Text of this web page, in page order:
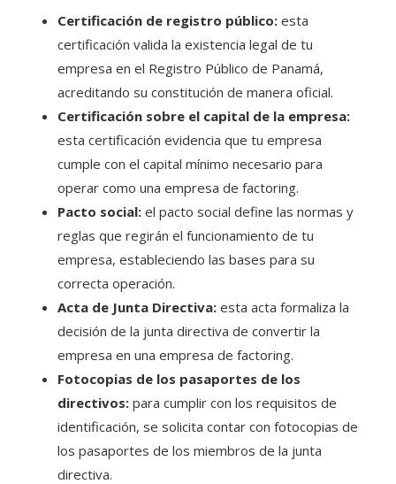
Certificación de registro público: esta
certificación valida la existencia legal de tu
empresa en el Registro Público de Panamá,
acreditando su constitución de manera oficial.
Certificación sobre el capital de la empresa:
esta certificación evidencia que tu empresa
cumple con el capital mínimo necesario para
operar como una empresa de factoring.
Pacto social: el pacto social define las normas y
reglas que regirán el funcionamiento de tu
empresa, estableciendo las bases para su
correcta operación.
Acta de Junta Directiva: esta acta formaliza la
decisión de la junta directiva de convertir la
empresa en una empresa de factoring.
Fotocopias de los pasaportes de los
directivos: para cumplir con los requisitos de
identificación, se solicita contar con fotocopias de
los pasaportes de los miembros de la junta
directiva.